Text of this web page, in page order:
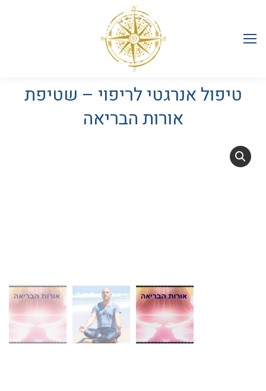
טיפול אנרגטי לריפוי – שטיפת
אורות הבריאה